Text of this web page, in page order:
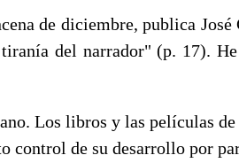
de diciembre, publica José
del narrador" (p. 17).
Los libros y las películas
control de su desarrollo por